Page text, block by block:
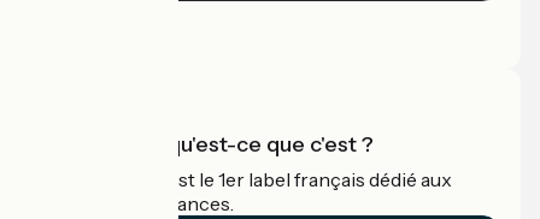
Accueil Vélo qu'est-ce que c'est ?
Accueil Vélo c'est le 1er label français dédié aux
cyclistes en vacances.